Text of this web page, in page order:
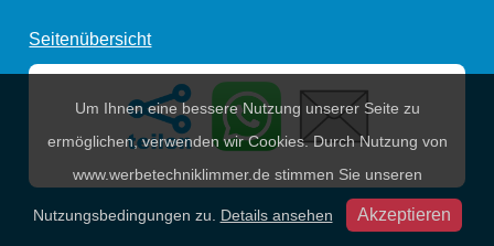
Seitenübersicht
Um Ihnen eine bessere Nutzung unserer Seite zu
ermöglichen, verwenden wir Cookies. Durch Nutzung von
www.werbetechniklimmer.de stimmen Sie unseren
Nutzungsbedingungen zu. Details ansehen